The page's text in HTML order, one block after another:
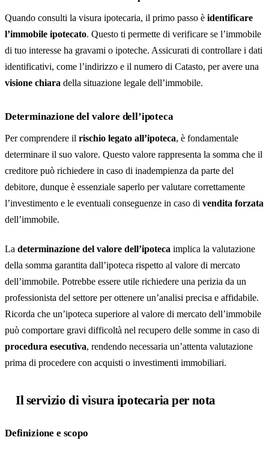
Quando consulti la visura ipotecaria, il primo passo è identificare
l’immobile ipotecato. Questo ti permette di verificare se l’immobile
di tuo interesse ha gravami o ipoteche. Assicurati di controllare i dati
identificativi, come l’indirizzo e il numero di Catasto, per avere una
visione chiara della situazione legale dell’immobile.
Determinazione del valore dell’ipoteca
Per comprendere il rischio legato all’ipoteca, è fondamentale
determinare il suo valore. Questo valore rappresenta la somma che il
creditore può richiedere in caso di inadempienza da parte del
debitore, dunque è essenziale saperlo per valutare correttamente
l’investimento e le eventuali conseguenze in caso di vendita forzata
dell’immobile.
La determinazione del valore dell’ipoteca implica la valutazione
della somma garantita dall’ipoteca rispetto al valore di mercato
dell’immobile. Potrebbe essere utile richiedere una perizia da un
professionista del settore per ottenere un’analisi precisa e affidabile.
Ricorda che un’ipoteca superiore al valore di mercato dell’immobile
può comportare gravi difficoltà nel recupero delle somme in caso di
procedura esecutiva, rendendo necessaria un’attenta valutazione
prima di procedere con acquisti o investimenti immobiliari.
Il servizio di visura ipotecaria per nota
Definizione e scopo